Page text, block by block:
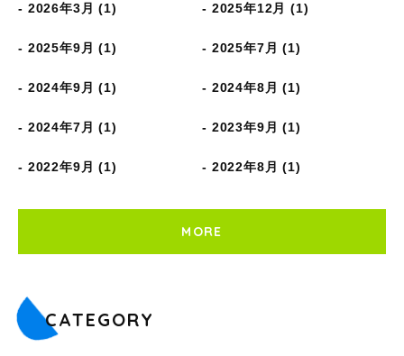
2026年3月 (1) 2025年12月 (1)
2025年9月 (1) 2025年7月 (1)
2024年9月 (1) 2024年8月 (1)
2024年7月 (1) 2023年9月 (1)
2022年9月 (1) 2022年8月 (1)
MORE
CATEGORY